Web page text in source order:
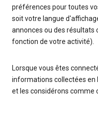
préférences pour toutes
soit votre langue
annonces ou des résultats
fonction de votre activité).
Lorsque vous êtes
informations collectées en
et les considérons comme